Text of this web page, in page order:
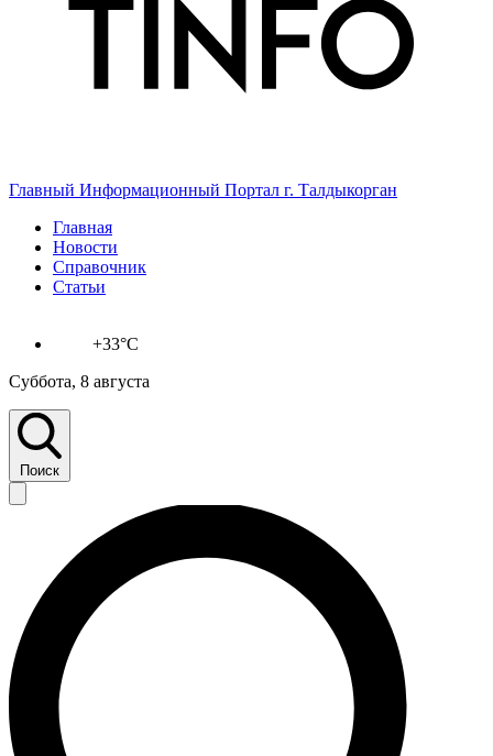
Главный Информационный Портал г. Талдыкорган
Главная
Новости
Справочник
Статьи
+33°C
Суббота, 8 августа
Поиск